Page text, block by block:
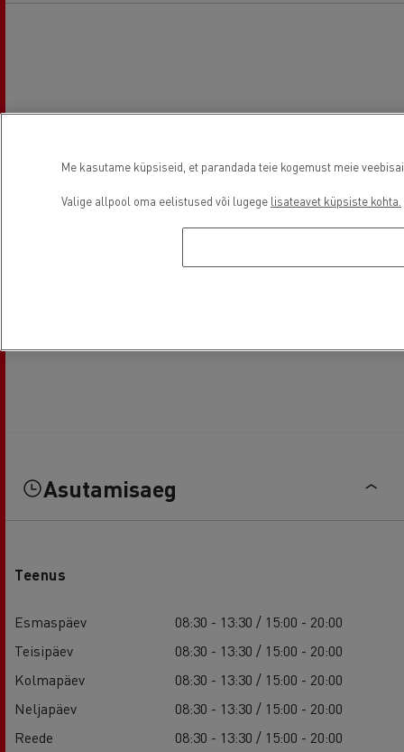
Asutamisaeg
Teenus
Esmaspäev
08:30 - 13:30 / 15:00 - 20:00
Teisipäev
08:30 - 13:30 / 15:00 - 20:00
Kolmapäev
08:30 - 13:30 / 15:00 - 20:00
Neljapäev
08:30 - 13:30 / 15:00 - 20:00
Reede
08:30 - 13:30 / 15:00 - 20:00
Me kasutame küpsiseid, et parandada teie kogemust meie
Valige allpool oma eelistused või lugege lisateavet küpsiste kohta.